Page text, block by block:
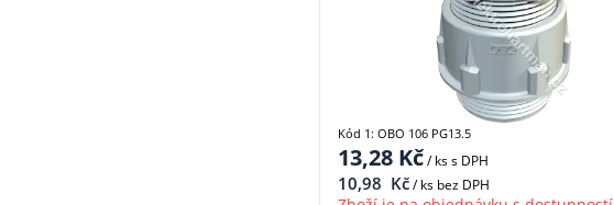
13,28 Kč/ kss DPH
10,98 Kč/ ks bez DPH
Kód 1: OBO 106 PG13.5